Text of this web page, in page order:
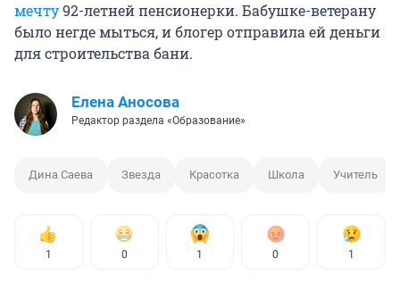
мечту92-летней пенсионерки. Бабушке-ветерану
было негде мыться, и блогер отправила ей деньги
для строительства бани.
Елена Аносова
Редактор раздела «Образование»
Дина Саева Звезда Красотка Школа Учитель
1 0 1 0 1